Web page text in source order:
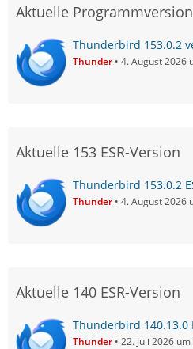
Aktuelle Programmversion
Thunderbird 153.0.2
Thunder 4. August 2026
Aktuelle 153 ESR-Version
Thunderbird 153.0.2
Thunder 4. August 2026
Aktuelle 140 ESR-Version
Thunderbird 140.13.0
Thunder 22. Juli 2026